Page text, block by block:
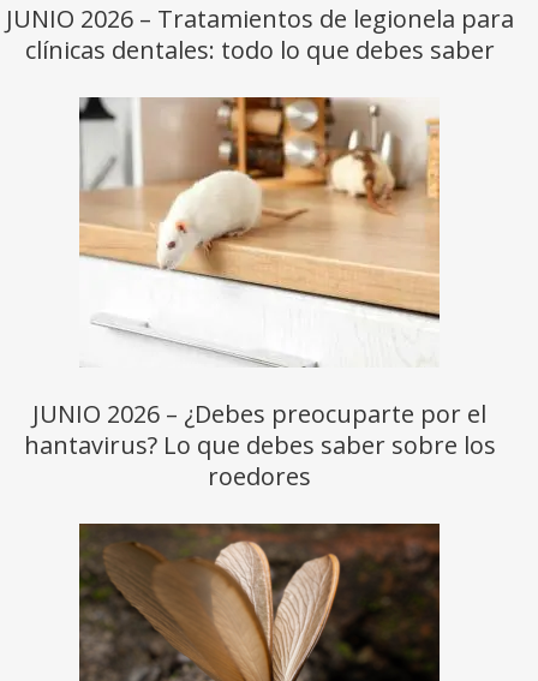
JUNIO 2026 – Tratamientos de legionela para
clínicas dentales: todo lo que debes saber
JUNIO 2026 – ¿Debes preocuparte por el
hantavirus? Lo que debes saber sobre los
roedores